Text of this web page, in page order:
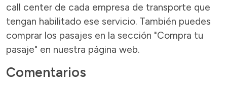
call center de cada empresa de transporte que
tengan habilitado ese servicio. También puedes
comprar los pasajes en la sección "Compra tu
pasaje" en nuestra página web.
Comentarios